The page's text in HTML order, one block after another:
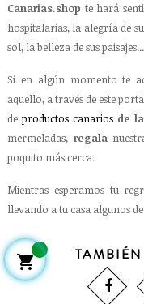
Canarias.shop te hará
hospitalarias, la alegría de
sol, la belleza de sus paisajes...
Si en algún momento te
aquello, a través de este
de productos canariosde la
mermeladas, regala
poquito más cerca.
Mientras esperamos tu
llevando a tu casa algunos
